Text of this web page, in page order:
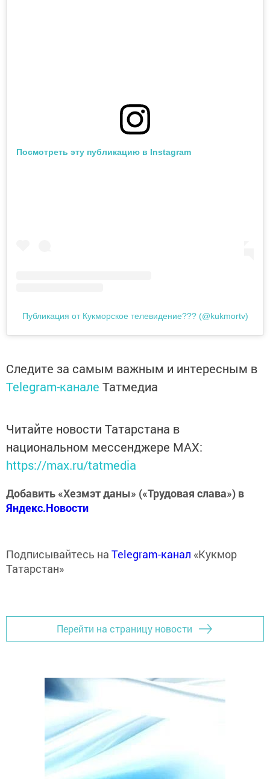
Посмотреть эту публикацию в Instagram
Публикация от Кукморское телевидение??? (@kukmortv)
Следите за самым важным и интересным в
Telegram-канале Татмедиа
Читайте новости Татарстана в
национальном мессенджере MАХ:
https://max.ru/tatmedia
Добавить «Хезмэт даны» («Трудовая слава») в
Яндекс.Новости
Подписывайтесь на Telegram-канал «Кукмор
Татарстан»
Перейти на страницу новости